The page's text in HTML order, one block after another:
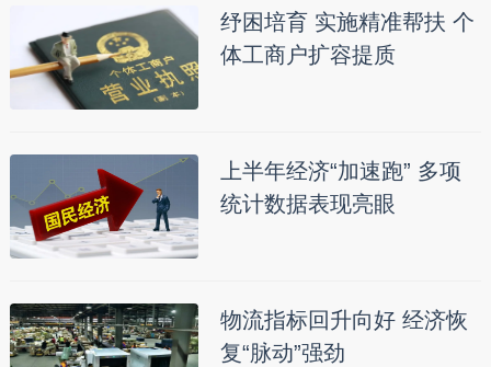
纾困培育 实施精准帮扶 个
体工商户扩容提质
上半年经济“加速跑” 多项
统计数据表现亮眼
物流指标回升向好 经济恢
复“脉动”强劲